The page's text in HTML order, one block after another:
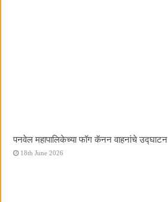
पनवेल महापालिकेच्या फॉग कॅनन वाहनांचे उद्घाटन
18th June 2026